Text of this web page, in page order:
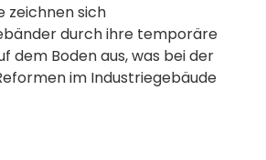
zeichnen sich
durch ihre temporäre
dem Boden aus, was bei der
im Industriegebäude